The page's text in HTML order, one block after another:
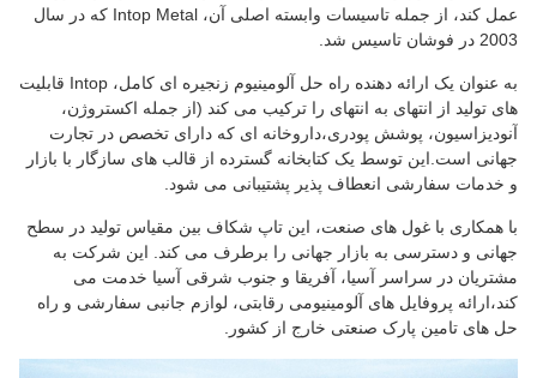
عمل کند، از جمله تاسیسات وابسته اصلی آن، Intop Metal که در سال
2003 در فوشان تاسیس شد.
به عنوان یک ارائه دهنده راه حل آلومینیوم زنجیره ای کامل، Intop قابلیت
های تولید از انتهای به انتهای را ترکیب می کند (از جمله اکستروژن،
آنودیزاسیون، پوشش پودری،داروخانه ای که دارای تخصص در تجارت
جهانی است.این توسط یک کتابخانه گسترده از قالب های سازگار با بازار
و خدمات سفارشی انعطاف پذیر پشتیبانی می شود.
با همکاری با غول های صنعت، این تاپ شکاف بین مقیاس تولید در سطح
جهانی و دسترسی به بازار جهانی را برطرف می کند. این شرکت به
مشتریان در سراسر آسیا، آفریقا و جنوب شرقی آسیا خدمت می
کند،ارائه پروفایل های آلومینیومی رقابتی، لوازم جانبی سفارشی و راه
حل های تامین پارک صنعتی خارج از کشور.